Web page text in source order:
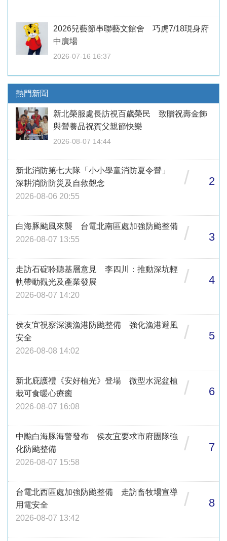
2026兒藝節串聯藝文館舍 巧虎7/18現身府
中廣場
2026-07-16 16:37
熱門新聞
新北榮服處長訪視百歲榮民 致贈祝壽金飾
與營養品祝賀父親節快樂
2026-08-07 14:44
新北消防第七大隊「小小學童消防夏令營」
深耕消防防災及自救觀念
2026-08-06 20:55
/ 2
白海豚颱風來襲 台電北南區處加強防颱整備
2026-08-07 13:55
/ 3
走訪石碇聆聽基層意見 李四川：推動深坑輕
軌帶動觀光及產業發展
2026-08-07 14:20
/ 4
侯友宜視察深澳漁港防颱整備 強化漁港避風
安全
2026-08-08 14:02
/ 5
新北庇護禮《安好植光》登場 微型水泥盆植
栽可食暖心療癒
2026-08-07 16:08
/ 6
中颱白海豚海警發布 侯友宜要求市府團隊強
化防颱整備
2026-08-07 15:58
/ 7
台電北西區處加強防颱整備 走訪畜牧場宣導
用電安全
2026-08-07 13:42
/ 8